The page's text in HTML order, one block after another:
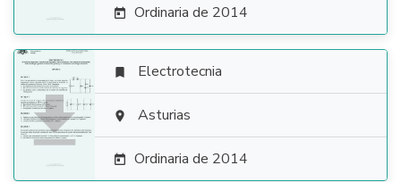
 Ordinaria de 2014

 Electrotecnia
 Asturias
 Ordinaria de 2014